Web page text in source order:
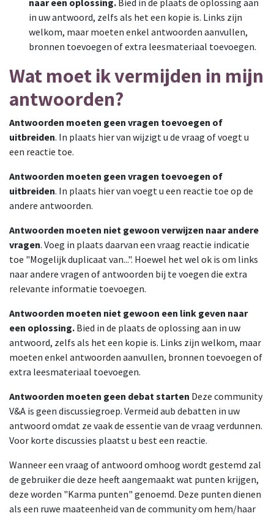
naar een oplossing. Bied in de plaats de oplossing aan
in uw antwoord, zelfs als het een kopie is. Links zijn
welkom, maar moeten enkel antwoorden aanvullen,
bronnen toevoegen of extra leesmateriaal toevoegen.
Wat moet ik vermijden in mijn
antwoorden?
Antwoorden moeten geen vragen toevoegen of
uitbreiden. In plaats hier van wijzigt u de vraag of voegt u
een reactie toe.
Antwoorden moeten geen vragen toevoegen of
uitbreiden. In plaats hier van voegt u een reactie toe op de
andere antwoorden.
Antwoorden moeten niet gewoon verwijzen naar andere
vragen. Voeg in plaats daarvan een vraag reactie indicatie
toe "Mogelijk duplicaat van...". Hoewel het wel ok is om links
naar andere vragen of antwoorden bij te voegen die extra
relevante informatie toevoegen.
Antwoorden moeten niet gewoon een link geven naar
een oplossing. Bied in de plaats de oplossing aan in uw
antwoord, zelfs als het een kopie is. Links zijn welkom, maar
moeten enkel antwoorden aanvullen, bronnen toevoegen of
extra leesmateriaal toevoegen.
Antwoorden moeten geen debat starten Deze community
V&A is geen discussiegroep. Vermeid aub debatten in uw
antwoord omdat ze vaak de essentie van de vraag verdunnen.
Voor korte discussies plaatst u best een reactie.
Wanneer een vraag of antwoord omhoog wordt gestemd zal
de gebruiker die deze heeft aangemaakt wat punten krijgen,
deze worden "Karma punten" genoemd. Deze punten dienen
als een ruwe maateenheid van de community om hem/haar